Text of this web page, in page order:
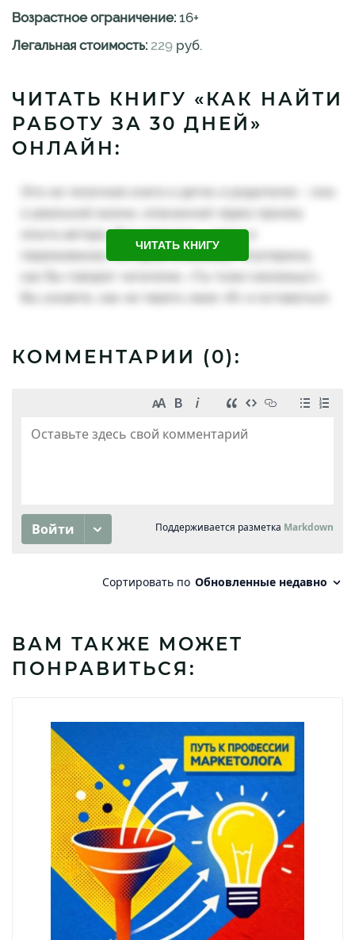
Возрастное ограничение: 16+
Легальная стоимость: 229 руб.
ЧИТАТЬ КНИГУ «КАК НАЙТИ
РАБОТУ ЗА 30 ДНЕЙ»
ОНЛАЙН:
ЧИТАТЬ КНИГУ
КОММЕНТАРИИ (0):
ВАМ ТАКЖЕ МОЖЕТ
ПОНРАВИТЬСЯ: